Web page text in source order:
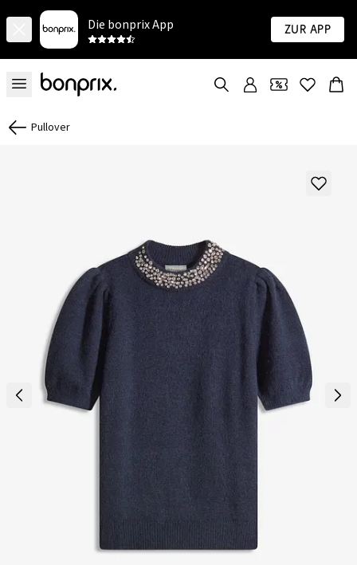
Die bonprix App Zur App
Pullover